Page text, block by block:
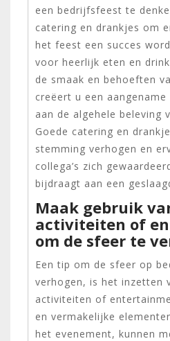
een bedrijfsfeest te
catering en drankjes om
het feest een succes
voor heerlijk eten en
de smaak en behoeften
creëert u een
aan de algehele beleving
Goede catering en
stemming verhogen en
collega’s zich
bijdraagt aan een
Maak gebruik
activiteiten of
om de sfeer te
Een tip om de sfeer op
verhogen, is het inzetten
activiteiten of
en vermakelijke
het evenement, kunnen